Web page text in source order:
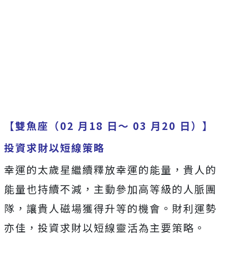
【雙魚座（02 月18 日～ 03 月20 日）】
投資求財以短線策略
幸運的太歲星繼續釋放幸運的能量，貴人的
能量也持續不減，主動參加高等級的人脈團
隊，讓貴人磁場獲得升等的機會。財利運勢
亦佳，投資求財以短線靈活為主要策略。